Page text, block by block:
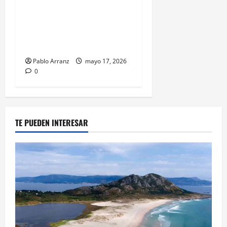
Pablo Arranz
mayo 17, 2026
0
TE PUEDEN INTERESAR